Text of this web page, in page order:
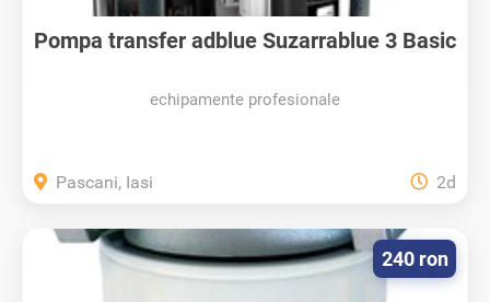
Pompa transfer adblue Suzarrablue 3 Basic
echipamente profesionale
Pascani, Iasi 2d
240 ron